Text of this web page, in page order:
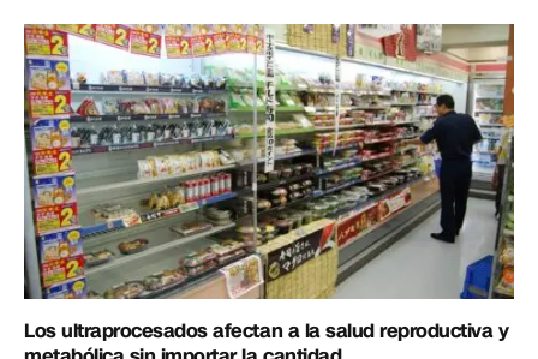
Los ultraprocesados afectan a la salud reproductiva y